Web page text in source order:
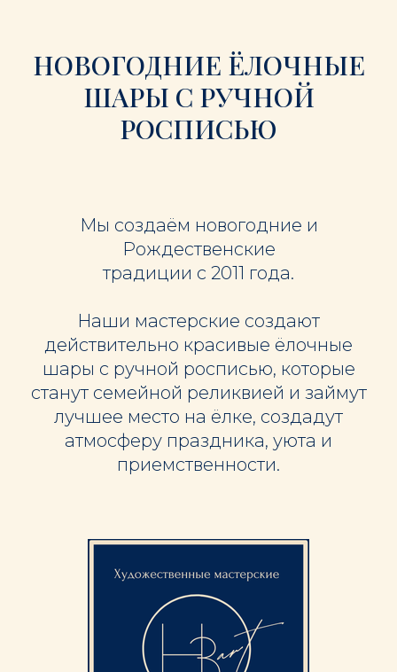
НОВОГОДНИЕ ЁЛОЧНЫЕ
ШАРЫ С РУЧНОЙ
РОСПИСЬЮ
Мы создаём новогодние и
Рождественские
традиции с 2011 года.
Наши мастерские создают
действительно красивые ёлочные
шары с ручной росписью, которые
станут семейной реликвией и займут
лучшее место на ёлке, создадут
атмосферу праздника, уюта и
приемственности.